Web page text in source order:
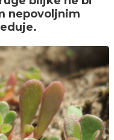
nepovoljnim